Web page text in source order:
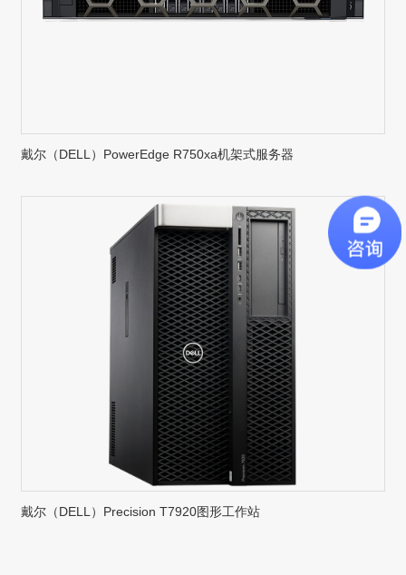
戴尔（DELL）PowerEdge R750xa机架式服务器
戴尔（DELL）Precision T7920图形工作站